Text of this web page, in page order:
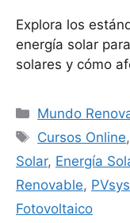
Explora los
energía solar
solares y cómo
Categorías
Mundo
Etiquetas
Cursos Online,
Solar, Energía
Renovable,
Fotovoltaico